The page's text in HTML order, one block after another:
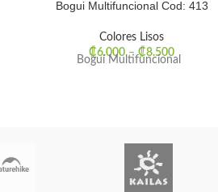
Bogui Multifuncional Cod: 413
Colores Lisos
₡6.000–₡8.500
Bogui Multifuncional